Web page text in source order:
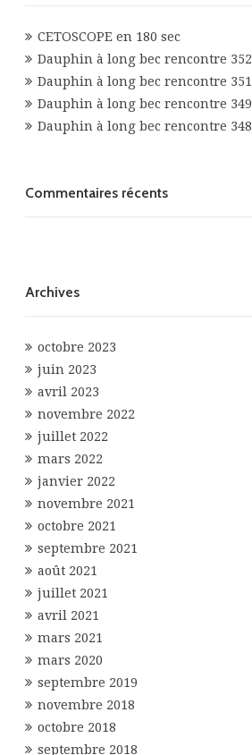
CETOSCOPE en 180 sec
Dauphin à long bec rencontre 352
Dauphin à long bec rencontre 351
Dauphin à long bec rencontre 349
Dauphin à long bec rencontre 348
Commentaires récents
Archives
octobre 2023
juin 2023
avril 2023
novembre 2022
juillet 2022
mars 2022
janvier 2022
novembre 2021
octobre 2021
septembre 2021
août 2021
juillet 2021
avril 2021
mars 2021
mars 2020
septembre 2019
novembre 2018
octobre 2018
septembre 2018